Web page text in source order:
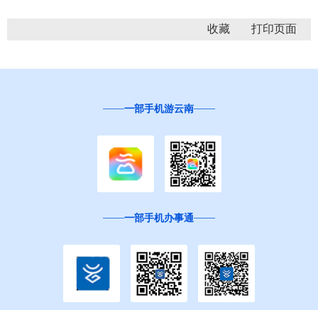
收藏
一部手机游云南
一部手机办事通